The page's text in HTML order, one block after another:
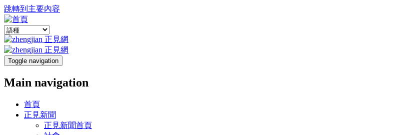
跳轉到主要內容
Toggle navigation
Main navigation
首頁
正見新聞
正見新聞首頁